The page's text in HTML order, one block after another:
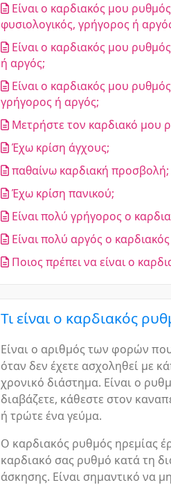
Είναι ο καρδιακός μου
φυσιολογικός, γρήγορος ή
Είναι ο καρδιακός μου
ή αργός;
Είναι ο καρδιακός μου
γρήγορος ή αργός;
Μετρήστε τον καρδιακό μου
Έχω κρίση άγχους;
παθαίνω καρδιακή προσβολή;
Έχω κρίση πανικού;
Είναι πολύ γρήγορος ο
Είναι πολύ αργός ο
Ποιος πρέπει να είναι ο
Τι είναι ο καρδιακός
Είναι ο αριθμός των φορών
όταν δεν έχετε ασχοληθεί με
χρονικό διάστημα. Είναι ο
διαβάζετε, κάθεστε στον
ή τρώτε ένα γεύμα.
Ο καρδιακός ρυθμός ηρεμίας
καρδιακό σας ρυθμό κατά τη
άσκησης. Είναι σημαντικό να